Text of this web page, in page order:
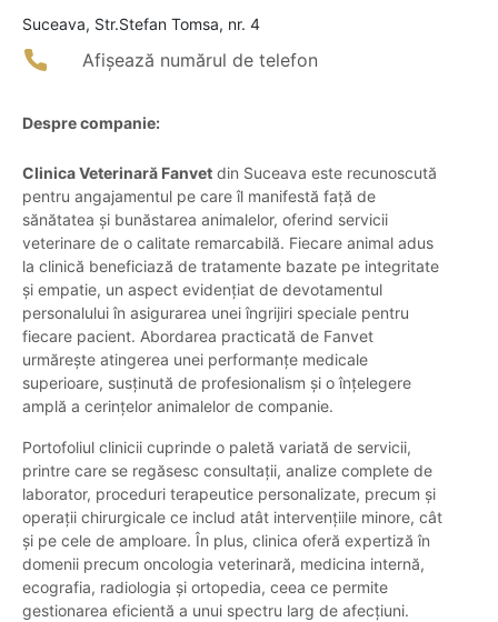
Suceava, Str.Stefan Tomsa, nr. 4
Afișează numărul de telefon
Despre companie:
Clinica Veterinară Fanvet din Suceava este recunoscută
pentru angajamentul pe care îl manifestă față de
sănătatea și bunăstarea animalelor, oferind servicii
veterinare de o calitate remarcabilă. Fiecare animal adus
la clinică beneficiază de tratamente bazate pe integritate
și empatie, un aspect evidențiat de devotamentul
personalului în asigurarea unei îngrijiri speciale pentru
fiecare pacient. Abordarea practicată de Fanvet
urmărește atingerea unei performanțe medicale
superioare, susținută de profesionalism și o înțelegere
amplă a cerințelor animalelor de companie.
Portofoliul clinicii cuprinde o paletă variată de servicii,
printre care se regăsesc consultații, analize complete de
laborator, proceduri terapeutice personalizate, precum și
operații chirurgicale ce includ atât intervențiile minore, cât
și pe cele de amploare. În plus, clinica oferă expertiză în
domenii precum oncologia veterinară, medicina internă,
ecografia, radiologia și ortopedia, ceea ce permite
gestionarea eficientă a unui spectru larg de afecțiuni.